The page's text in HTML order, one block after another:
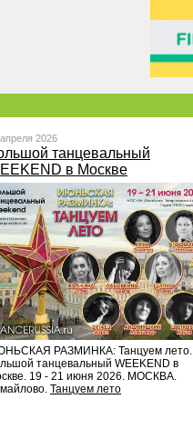
2026
танцевальный
в Москве
РАЗМИНКА: Танцуем лето.
танцевальный WEEKEND в
19 - 21 июня 2026. МОСКВА.
Танцуем лето